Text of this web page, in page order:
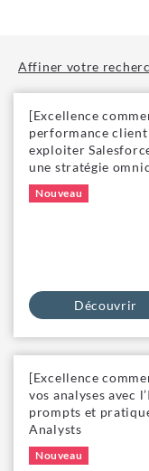
Affiner votre
[Excellence
performance client
exploiter
une stratégie
Nouveau
Découvrir
[Excellence
vos analyses avec
prompts et
Analysts
Nouveau